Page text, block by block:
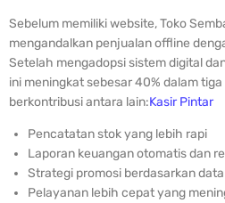
Sebelum memiliki website, Toko
mengandalkan penjualan offline
Setelah mengadopsi sistem digital
ini meningkat sebesar 40% dalam
berkontribusi antara lain:Kasir Pintar
Pencatatan stok yang lebih rapi
Laporan keuangan otomatis dan
Strategi promosi berdasarkan
Pelayanan lebih cepat yang